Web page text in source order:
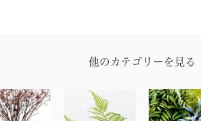
他のカテゴリーを見る